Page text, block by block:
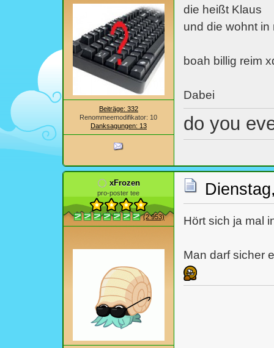
Beiträge: 332
Renommeemodifikator: 10
Danksagungen: 13
die heißt Klaus
und die wohnt in
boah billig reim
Dabei
do you
xFrozen
pro-poster tee
(2 953) Hört sich ja mal
Man darf sicher